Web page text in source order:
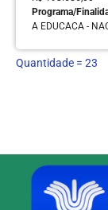
Programa/
A EDUCACA -
Quantidade = 23